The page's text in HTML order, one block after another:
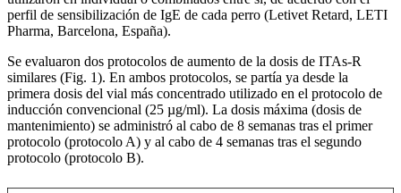
perfil de sensibilización de IgE de cada perro (Letivet Retard, LETI
Pharma, Barcelona, España).
Se evaluaron dos protocolos de aumento de la dosis de ITAs-R
similares (Fig. 1). En ambos protocolos, se partía ya desde la
primera dosis del vial más concentrado utilizado en el protocolo de
inducción convencional (25 µg/ml). La dosis máxima (dosis de
mantenimiento) se administró al cabo de 8 semanas tras el primer
protocolo (protocolo A) y al cabo de 4 semanas tras el segundo
protocolo (protocolo B).